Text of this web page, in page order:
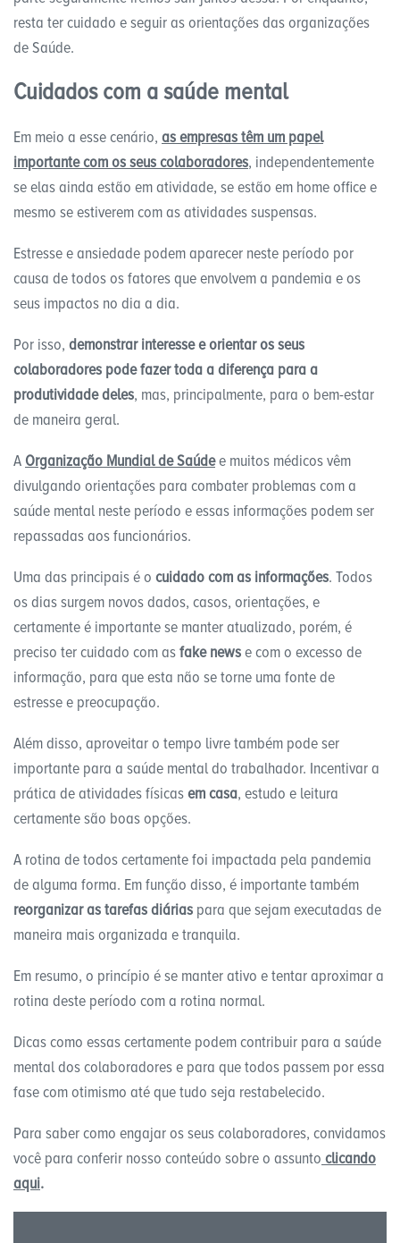
resta ter cuidado e seguir as orientações das organizações
de Saúde.
Cuidados com a saúde mental
Em meio a esse cenário, as empresas têm um papel
importante com os seus colaboradores, independentemente
se elas ainda estão em atividade, se estão em home office e
mesmo se estiverem com as atividades suspensas.
Estresse e ansiedade podem aparecer neste período por
causa de todos os fatores que envolvem a pandemia e os
seus impactos no dia a dia.
Por isso, demonstrar interesse e orientar os seus
colaboradores pode fazer toda a diferença para a
produtividade deles, mas, principalmente, para o bem-estar
de maneira geral.
A Organização Mundial de Saúdee muitos médicos vêm
divulgando orientações para combater problemas com a
saúde mental neste período e essas informações podem ser
repassadas aos funcionários.
Uma das principais é o cuidado com as informações. Todos
os dias surgem novos dados, casos, orientações, e
certamente é importante se manter atualizado, porém, é
preciso ter cuidado com asfake newse com o excesso de
informação, para que esta não se torne uma fonte de
estresse e preocupação.
Além disso, aproveitar o tempo livre também pode ser
importante para a saúde mental do trabalhador. Incentivar a
prática de atividades físicasem casa, estudo e leitura
certamente são boas opções.
A rotina de todos certamente foi impactada pela pandemia
de alguma forma. Em função disso, é importante também
reorganizar as tarefas diárias para que sejam executadas de
maneira mais organizada e tranquila.
Em resumo, o princípio é se manter ativo e tentar aproximar a
rotina deste período com a rotina normal.
Dicas como essas certamente podem contribuir para a saúde
mental dos colaboradores e para que todos passem por essa
fase com otimismo até que tudo seja restabelecido.
Para saber como engajar os seus colaboradores, convidamos
você para conferir nosso conteúdo sobre o assunto clicando
aqui.